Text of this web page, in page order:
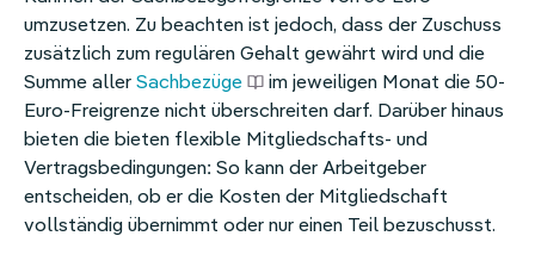
umzusetzen. Zu beachten ist jedoch, dass der Zuschuss
zusätzlich zum regulären Gehalt gewährt wird und die
Summe aller Sachbezüge
im jeweiligen Monat die 50-
Euro-Freigrenze nicht überschreiten darf. Darüber hinaus
bieten die bieten flexible Mitgliedschafts- und
Vertragsbedingungen: So kann der Arbeitgeber
entscheiden, ob er die Kosten der Mitgliedschaft
vollständig übernimmt oder nur einen Teil bezuschusst.